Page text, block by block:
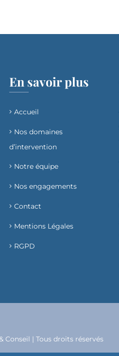
En savoir plus
Accueil
Nos domaines
d’intervention​
Notre équipe
Nos engagements
Contact
Mentions Légales
RGPD
Conseil | Tous droits réservés